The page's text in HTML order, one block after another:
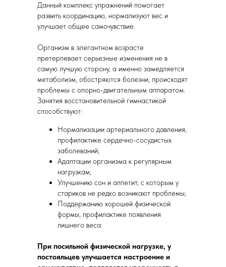
Данный комплекс упражнений помогает
развить координацию, нормализуют вес и
улучшает общее самочувствие.
Организм в элегантном возрасте
претерпевает серьезные изменения не в
самую лучшую сторону, а именно замедляется
метаболизм, обостряются болезни, происходят
проблемы с опорно-двигательным аппаратом.
Занятия восстановительной гимнастикой
способствуют:
Нормализации артериального давления,
профилактике сердечно-сосудистых
заболеваний;
Адаптации организма к регулярным
нагрузкам;
Улучшению сон и аппетит, с которым у
стариков не редко возникают проблемы;
Поддержанию хорошей физической
формы, профилактике появления
лишнего веса.
При посильной физической нагрузке, у
постояльцев улучшается настроение и